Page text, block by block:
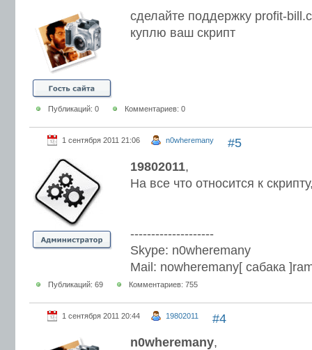
сделайте поддержку profit-
куплю ваш скрипт
Публикаций: 0 Комментариев: 0
#5
1 сентября 2011 21:06 n0wheremany
19802011,
На все что относится к
--------------------
Skype: n0wheremany
Mail: nowheremany[ сабака
Публикаций: 69 Комментариев: 755
#4
1 сентября 2011 20:44 19802011
n0wheremany,